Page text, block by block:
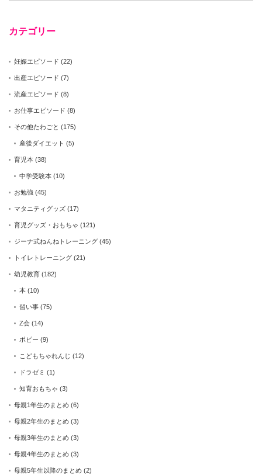
カテゴリー
妊娠エピソード (22)
出産エピソード (7)
流産エピソード (8)
お仕事エピソード (8)
その他たわごと (175)
産後ダイエット (5)
育児本 (38)
中学受験本 (10)
お勉強 (45)
マタニティグッズ (17)
育児グッズ・おもちゃ (121)
ジーナ式ねんねトレーニング (45)
トイレトレーニング (21)
幼児教育 (182)
本 (10)
習い事 (75)
Z会 (14)
ポピー (9)
こどもちゃれんじ (12)
ドラゼミ (1)
知育おもちゃ (3)
母親1年生のまとめ (6)
母親2年生のまとめ (3)
母親3年生のまとめ (3)
母親4年生のまとめ (3)
母親5年生以降のまとめ (2)